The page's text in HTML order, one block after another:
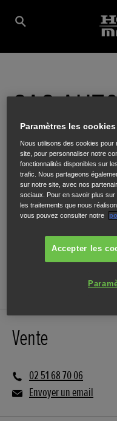
SAS
39 Rue du port,BEAUVOIR
ITINÉRAIRE
Vente
02 51 68 70 06
Envoyer un email
Paramètres les cookies
Nous utilisons des cookies
site, pour personnaliser notre
fonctionnalités disponibles sur
trafic. Nous partageons
sur notre site, avec nos
sociaux. Pour en savoir plus sur
les traitements que nous
vous pouvez consulter notre
Accepter les